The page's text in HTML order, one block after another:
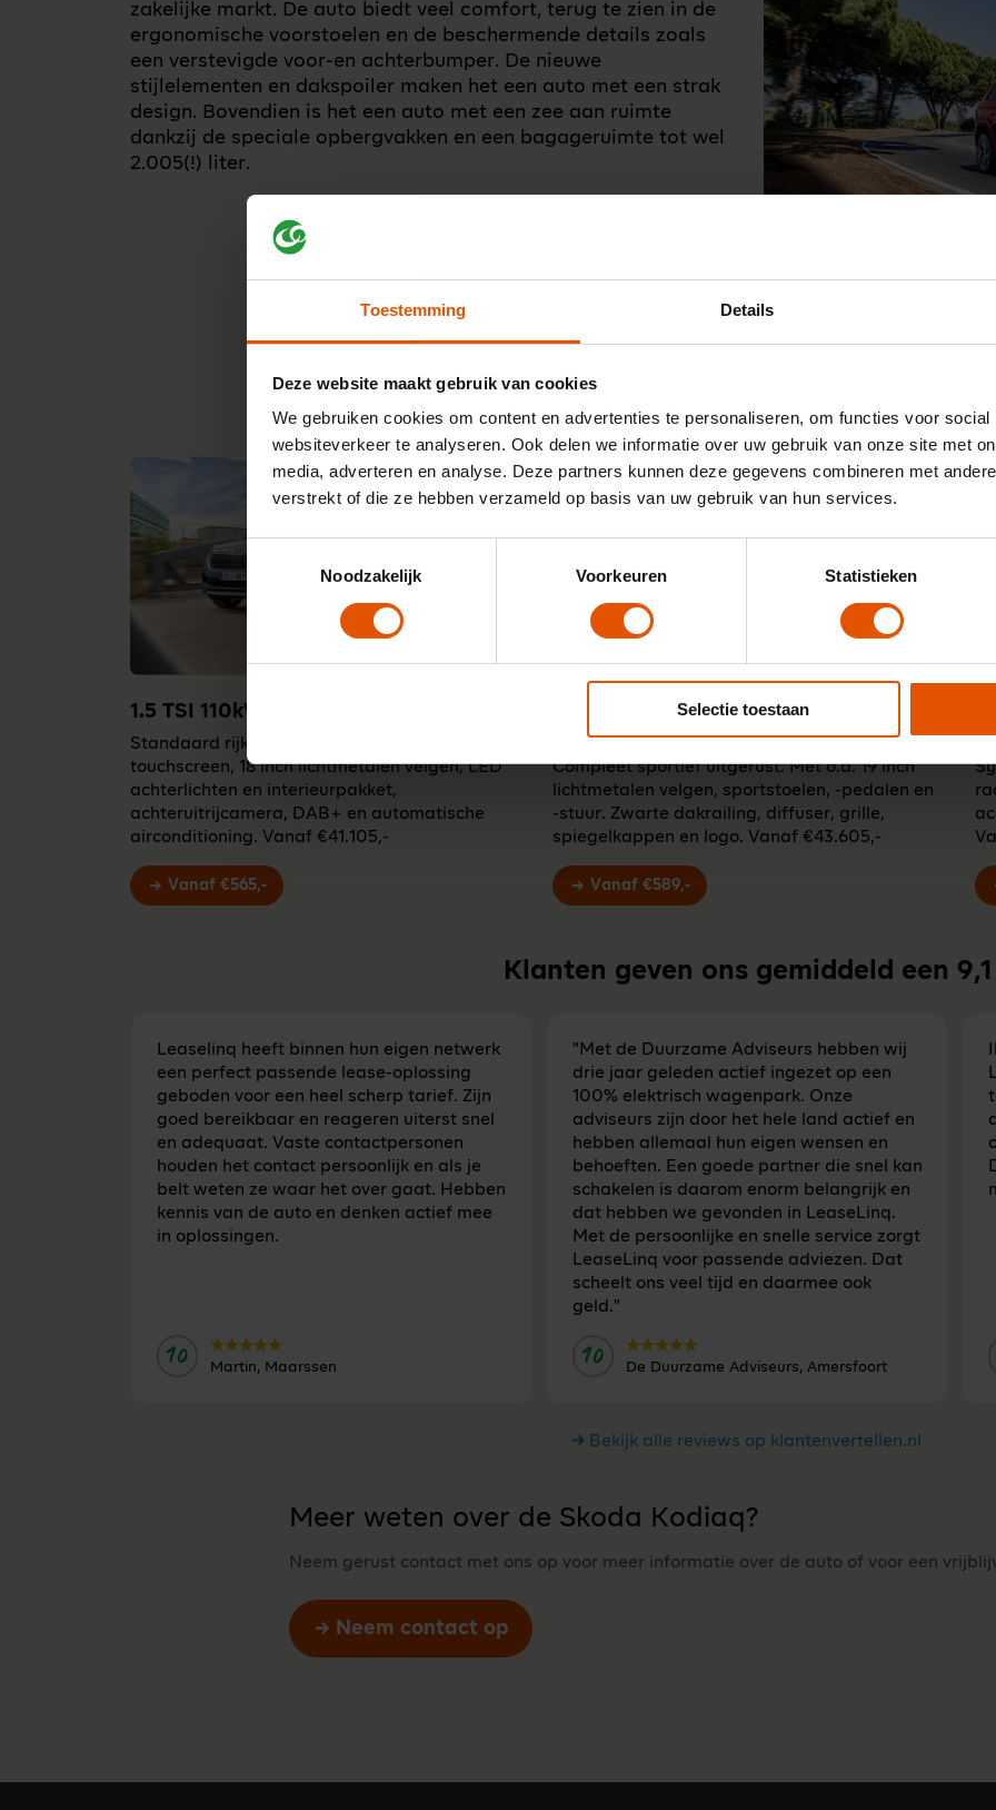
Toestemming Details
Deze website maakt gebruik van cookies
We gebruiken cookies om content en advertenties te personaliseren, om functies voor
websiteverkeer te analyseren. Ook delen we informatie over uw gebruik van onze site met
media, adverteren en analyse. Deze partners kunnen deze gegevens combineren met
verstrekt of die ze hebben verzameld op basis van uw gebruik van hun services.
Toestemmingsselectie
Noodzakelijk
Voorkeuren Statistieken
Selectie toestaan
zakelijke markt. De auto biedt veel comfort, terug te zien in de
ergonomische voorstoelen en de beschermende details zoals
een verstevigde voor-en achterbumper. De nieuwe
stijlelementen en dakspoiler maken het een auto met een strak
design. Bovendien is het een auto met een zee aan ruimte
dankzij de speciale opbergvakken en een bagageruimte tot wel
2.005(!) liter.
Kies je gewenste uitvoering
1.5 TSI 110kW DSG Business Edition
Standaard rijk uitgerust. Met o.a. 8 inch
touchscreen, 18 inch lichtmetalen velgen, LED
achterlichten en interieurpakket,
achteruitrijcamera, DAB+ en automatische
airconditioning. Vanaf €41.105,-
Vanaf €565,-
1.5 TSI 110kW DSG Sportline Business
(LeaseLinq's keuze)
Compleet sportief uitgerust. Met o.a. 19 inch
lichtmetalen velgen, sportstoelen, -pedalen en
-stuur. Zwarte dakrailing, diffuser, grille,
spiegelkappen en logo. Vanaf €43.605,-
Vanaf €589,-
Klanten geven ons gemiddeld een 9,1
Leaselinq heeft binnen hun eigen netwerk
een perfect passende lease-oplossing
geboden voor een heel scherp tarief. Zijn
goed bereikbaar en reageren uiterst snel
en adequaat. Vaste contactpersonen
houden het contact persoonlijk en als je
belt weten ze waar het over gaat. Hebben
kennis van de auto en denken actief mee
in oplossingen.
10 Door:
Martin, Maarssen
"Met de Duurzame Adviseurs hebben wij
drie jaar geleden actief ingezet op een
100% elektrisch wagenpark. Onze
adviseurs zijn door het hele land actief en
hebben allemaal hun eigen wensen en
behoeften. Een goede partner die snel kan
schakelen is daarom enorm belangrijk en
dat hebben we gevonden in LeaseLinq.
Met de persoonlijke en snelle service zorgt
LeaseLinq voor passende adviezen. Dat
scheelt ons veel tijd en daarmee ook
geld."
10 Door:
De Duurzame Adviseurs, Amersfoort
Bekijk alle reviews op klantenvertellen.nl
Meer weten over de Skoda Kodiaq?
Neem gerust contact met ons op voor meer informatie over de auto of voor een
Neem contact op